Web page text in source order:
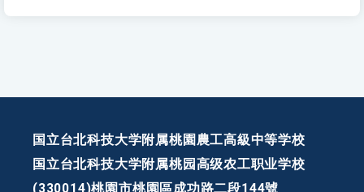
国立台北科技大学附属桃園農工高級中等学校
国立台北科技大学附属桃园高级农工职业学校
(330014)桃園市桃園區成功路二段144號